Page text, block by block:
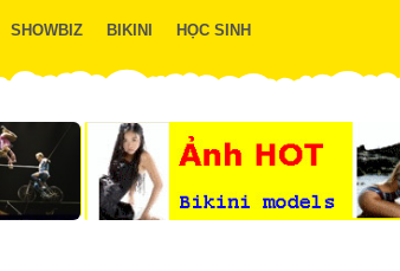
SHOWBIZ BIKINI HỌC SINH